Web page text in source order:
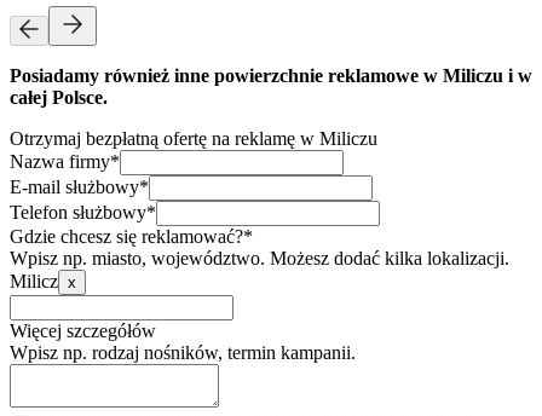
Posiadamy również inne powierzchnie reklamowe w Miliczu i w
całej Polsce.
Otrzymaj bezpłatną ofertę na reklamę w Miliczu
Nazwa firmy*
E-mail służbowy*
Telefon służbowy*
Gdzie chcesz się reklamować?*
Wpisz np. miasto, województwo. Możesz dodać kilka lokalizacji.
Milicz x
Więcej szczegółów
Wpisz np. rodzaj nośników, termin kampanii.